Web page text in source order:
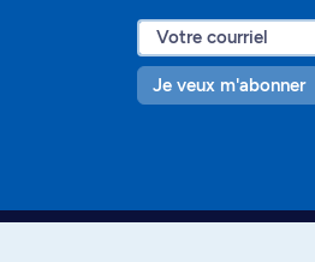
Je veux m'abonner